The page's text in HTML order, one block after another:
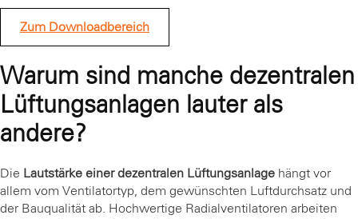
Zum Downloadbereich
Warum sind manche dezentralen
Lüftungsanlagen lauter als
andere?
Die Lautstärke einer dezentralen Lüftungsanlage hängt vor
allem vom Ventilatortyp, dem gewünschten Luftdurchsatz und
der Bauqualität ab. Hochwertige Radialventilatoren arbeiten